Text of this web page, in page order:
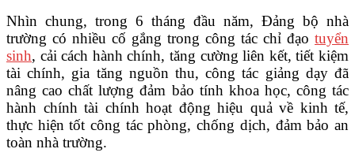
Nhìn chung, trong 6 tháng đầu năm, Đảng bộ nhà
trường có nhiều cố gắng trong công tác chỉ đạo tuyển
sinh, cải cách hành chính, tăng cường liên kết, tiết kiệm
tài chính, gia tăng nguồn thu, công tác giảng dạy đã
nâng cao chất lượng đảm bảo tính khoa học, công tác
hành chính tài chính hoạt động hiệu quả về kinh tế,
thực hiện tốt công tác phòng, chống dịch, đảm bảo an
toàn nhà trường.